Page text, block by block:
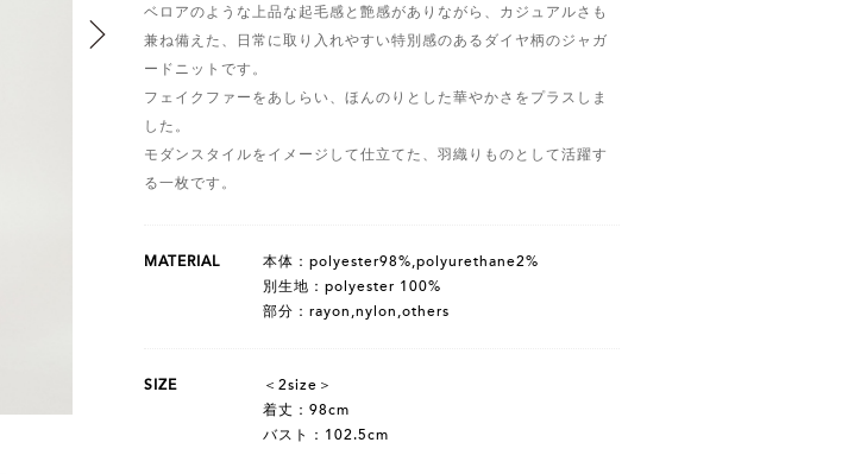
ベロアのような上品な起毛感と艶感がありながら、カジュアルさも
兼ね備えた、日常に取り入れやすい特別感のあるダイヤ柄のジャガ
ードニットです。
フェイクファーをあしらい、ほんのりとした華やかさをプラスしま
した。
モダンスタイルをイメージして仕立てた、羽織りものとして活躍す
る一枚です。
MATERIAL
本体：polyester98%,polyurethane2%
別生地：polyester 100%
部分：rayon,nylon,others
SIZE
＜2size＞
着丈：98cm
バスト：102.5cm